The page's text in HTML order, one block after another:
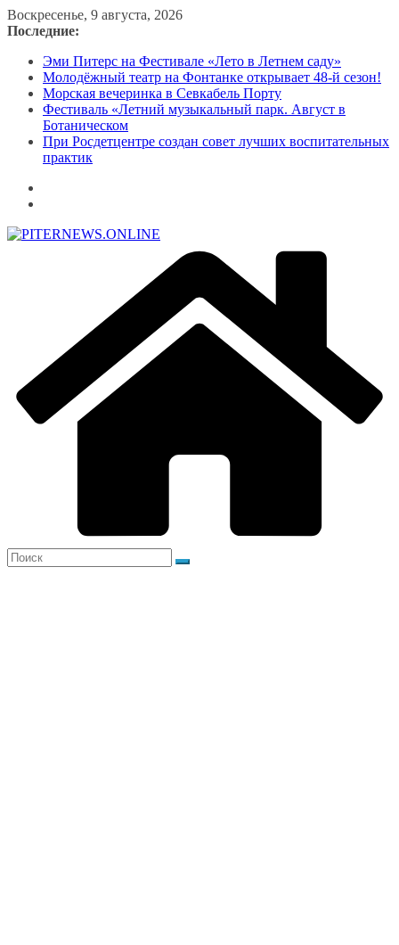
Перейти
к
Воскресенье, 9 августа, 2026
Последние:
Эми Питерс на Фестивале «Лето в Летнем саду»
Молодёжный театр на Фонтанке открывает 48-й сезон!
Морская вечеринка в Севкабель Порту
Фестиваль «Летний музыкальный парк. Август в
Ботаническом
При Росдетцентре создан совет лучших воспитательных
практик